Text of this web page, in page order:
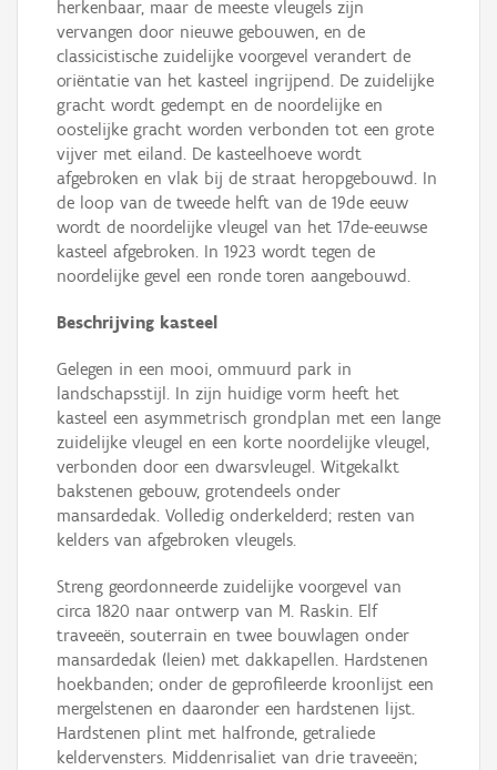
herkenbaar, maar de meeste vleugels zijn
vervangen door nieuwe gebouwen, en de
classicistische zuidelijke voorgevel verandert de
oriëntatie van het kasteel ingrijpend. De zuidelijke
gracht wordt gedempt en de noordelijke en
oostelijke gracht worden verbonden tot een grote
vijver met eiland. De kasteelhoeve wordt
afgebroken en vlak bij de straat heropgebouwd. In
de loop van de tweede helft van de 19de eeuw
wordt de noordelijke vleugel van het 17de-eeuwse
kasteel afgebroken. In 1923 wordt tegen de
noordelijke gevel een ronde toren aangebouwd.
Beschrijving kasteel
Gelegen in een mooi, ommuurd park in
landschapsstijl. In zijn huidige vorm heeft het
kasteel een asymmetrisch grondplan met een lange
zuidelijke vleugel en een korte noordelijke vleugel,
verbonden door een dwarsvleugel. Witgekalkt
bakstenen gebouw, grotendeels onder
mansardedak. Volledig onderkelderd; resten van
kelders van afgebroken vleugels.
Streng geordonneerde zuidelijke voorgevel van
circa 1820 naar ontwerp van M. Raskin. Elf
traveeën, souterrain en twee bouwlagen onder
mansardedak (leien) met dakkapellen. Hardstenen
hoekbanden; onder de geprofileerde kroonlijst een
mergelstenen en daaronder een hardstenen lijst.
Hardstenen plint met halfronde, getraliede
keldervensters. Middenrisaliet van drie traveeën;